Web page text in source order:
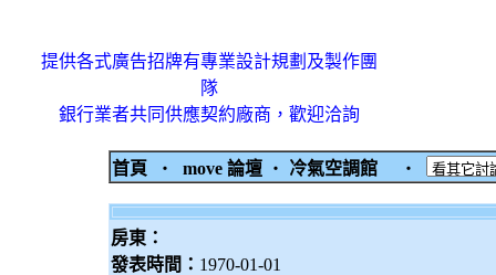
提供各式廣告招牌有專業設計規劃及製作團
隊
銀行業者共同供應契約廠商，歡迎洽詢
首頁 ‧ move 論壇 ‧ 冷氣空調館 ‧
房東：
發表時間： 1970-01-01